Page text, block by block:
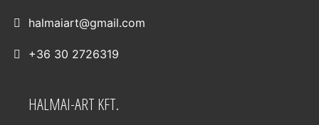
halmaiart@gmail.com
+36 30 2726319
HALMAI-ART KFT.